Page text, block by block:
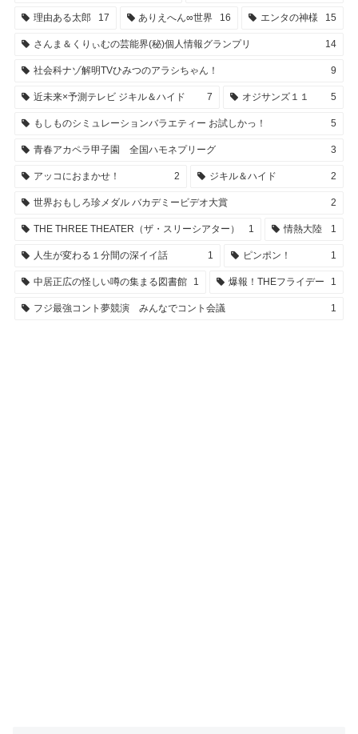
理由ある太郎 17 ありえへん∞世界 16 エンタの神様 15
さんま＆くりぃむの芸能界(秘)個人情報グランプリ 14
社会科ナゾ解明TVひみつのアラシちゃん！ 9
近未来×予測テレビ ジキル＆ハイド 7 オジサンズ１１ 5
もしものシミュレーションバラエティー お試しかっ！ 5
青春アカペラ甲子園 全国ハモネプリーグ 3
アッコにおまかせ！ 2 ジキル＆ハイド 2
世界おもしろ珍メダル バカデミービデオ大賞 2
THE THREE THEATER（ザ・スリーシアター） 1 情熱大陸 1
人生が変わる１分間の深イイ話 1 ピンポン！ 1
中居正広の怪しい噂の集まる図書館 1 爆報！THEフライデー 1
フジ最強コント夢競演 みんなでコント会議 1